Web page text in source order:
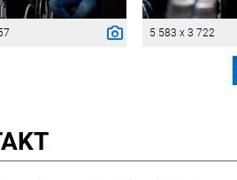
5 583 x 3 722